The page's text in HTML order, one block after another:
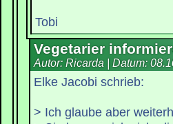
Tobi
Vegetarier
Autor: Ricarda | Datum:
Elke Jacobi schrieb:
> Ich glaube aber